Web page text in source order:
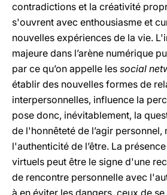
contradictions et la créativité
s'ouvrent avec enthousiasme et
nouvelles expériences de la vie.
majeure dans l’arène numérique
par ce qu’on appelle les social
établir des nouvelles formes de
interpersonnelles, influence la
pose donc, inévitablement, la
de l'honnêteté de l’agir personnel,
l'authenticité de l’être. La
virtuels peut être le signe d'une
de rencontre personnelle avec
à en éviter les dangers, ceux de